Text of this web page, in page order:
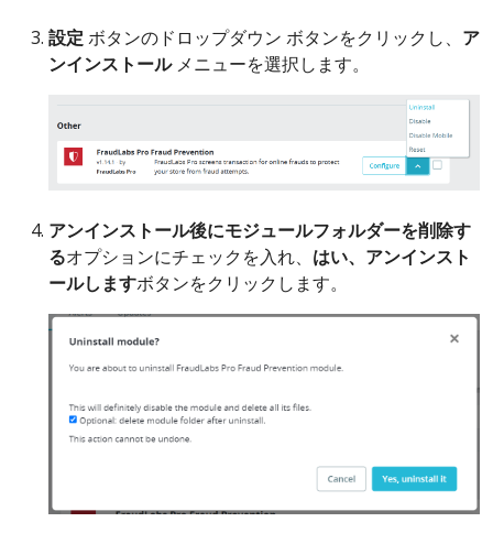
設定 ボタンのドロップダウン ボタンをクリックし、 ア
ンインストールメニューを選択します。
アンインストール後にモジュールフォルダーを削除す
るオプションにチェックを入れ、 はい、アンインスト
ールしますボタンをクリックします。